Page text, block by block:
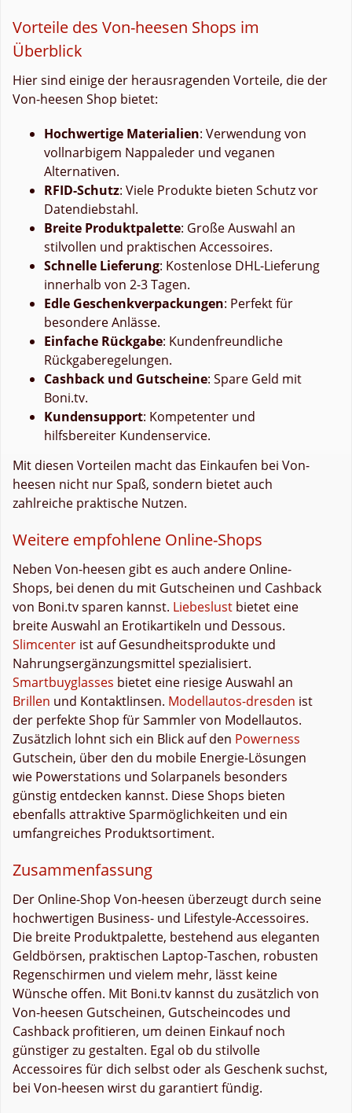
Vorteile des Von-heesen Shops im
Überblick
Hier sind einige der herausragenden Vorteile, die der
Von-heesen Shop bietet:
Hochwertige Materialien: Verwendung von
vollnarbigem Nappaleder und veganen
Alternativen.
RFID-Schutz: Viele Produkte bieten Schutz vor
Datendiebstahl.
Breite Produktpalette: Große Auswahl an
stilvollen und praktischen Accessoires.
Schnelle Lieferung: Kostenlose DHL-Lieferung
innerhalb von 2-3 Tagen.
Edle Geschenkverpackungen: Perfekt für
besondere Anlässe.
Einfache Rückgabe: Kundenfreundliche
Rückgaberegelungen.
Cashback und Gutscheine: Spare Geld mit
Boni.tv.
Kundensupport: Kompetenter und
hilfsbereiter Kundenservice.
Mit diesen Vorteilen macht das Einkaufen bei Von-
heesen nicht nur Spaß, sondern bietet auch
zahlreiche praktische Nutzen.
Weitere empfohlene Online-Shops
Neben Von-heesen gibt es auch andere Online-
Shops, bei denen du mit Gutscheinen und Cashback
von Boni.tv sparen kannst. Liebeslust bietet eine
breite Auswahl an Erotikartikeln und Dessous.
Slimcenter ist auf Gesundheitsprodukte und
Nahrungsergänzungsmittel spezialisiert.
Smartbuyglasses bietet eine riesige Auswahl an
Brillen und Kontaktlinsen. Modellautos-dresden ist
der perfekte Shop für Sammler von Modellautos.
Zusätzlich lohnt sich ein Blick auf den Powerness
Gutschein, über den du mobile Energie-Lösungen
wie Powerstations und Solarpanels besonders
günstig entdecken kannst. Diese Shops bieten
ebenfalls attraktive Sparmöglichkeiten und ein
umfangreiches Produktsortiment.
Zusammenfassung
Der Online-Shop Von-heesen überzeugt durch seine
hochwertigen Business- und Lifestyle-Accessoires.
Die breite Produktpalette, bestehend aus eleganten
Geldbörsen, praktischen Laptop-Taschen, robusten
Regenschirmen und vielem mehr, lässt keine
Wünsche offen. Mit Boni.tv kannst du zusätzlich von
Von-heesen Gutscheinen, Gutscheincodes und
Cashback profitieren, um deinen Einkauf noch
günstiger zu gestalten. Egal ob du stilvolle
Accessoires für dich selbst oder als Geschenk suchst,
bei Von-heesen wirst du garantiert fündig.